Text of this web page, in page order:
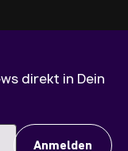
direkt in Dein